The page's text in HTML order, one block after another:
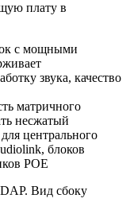
плату в
с мощными
звука, качество
матричного
несжатый
центрального
блоков
POE